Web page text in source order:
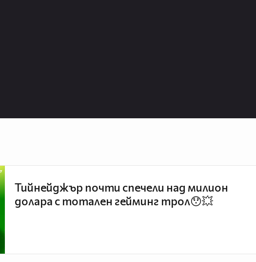
Тийнейджър почти спечели над милион
долара с тотален гейминг трол😯💥